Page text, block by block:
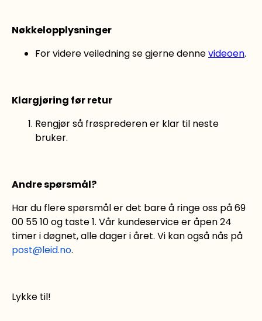
Nøkkelopplysninger
For videre veiledning se gjerne dennevideoen.
Klargjøring før retur
Rengjør så frøsprederen er klar til neste
bruker.
Andre spørsmål?
Har du flere spørsmål er det bare å ringe oss på 69
00 55 10 og taste 1. Vår kundeservice er åpen 24
timer i døgnet, alle dager i året. Vi kan også nås på
post@leid.no.
Lykke til!